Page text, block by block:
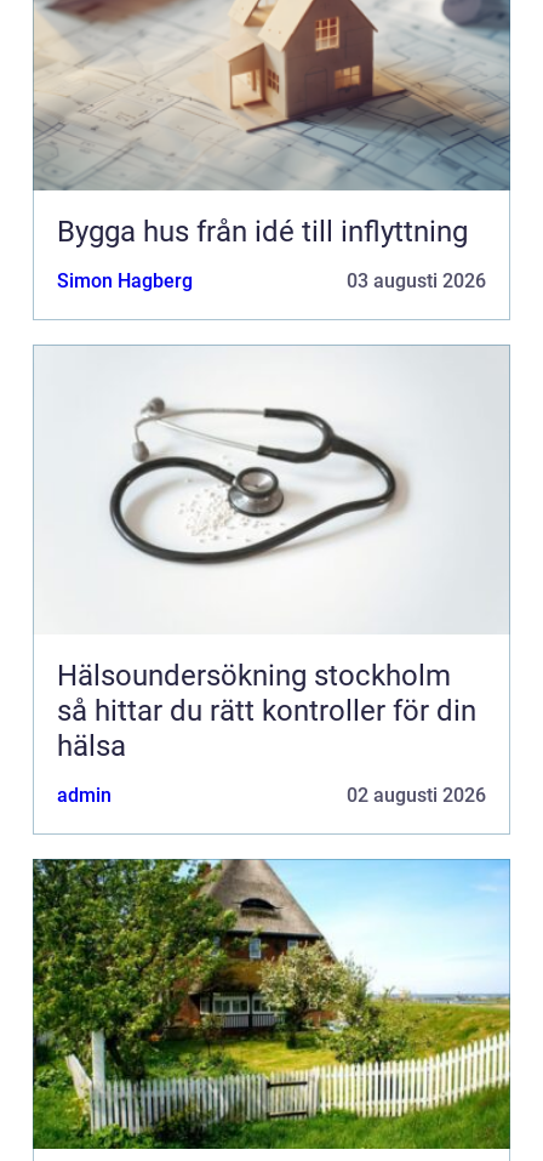
Bygga hus från idé till inflyttning
Simon Hagberg 03 augusti 2026
Hälsoundersökning stockholm
så hittar du rätt kontroller för din
hälsa
admin 02 augusti 2026